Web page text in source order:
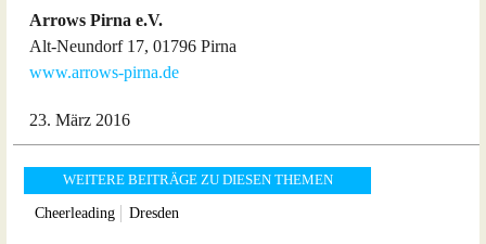
Arrows Pirna e.V.
Alt-Neundorf 17, 01796 Pirna
www.arrows-pirna.de
23. März 2016
WEITERE BEITRÄGE ZU DIESEN THEMEN
Cheerleading Dresden